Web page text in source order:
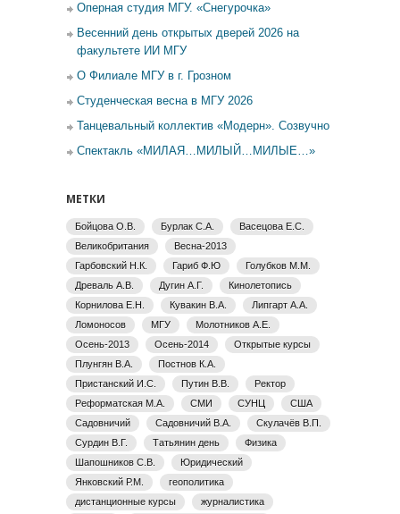
Оперная студия МГУ. «Снегурочка»
Весенний день открытых дверей 2026 на
факультете ИИ МГУ
О Филиале МГУ в г. Грозном
Студенческая весна в МГУ 2026
Танцевальный коллектив «Модерн». Созвучно
Спектакль «МИЛАЯ…МИЛЫЙ…МИЛЫЕ…»
МЕТКИ
Бойцова О.В. Бурлак С.А.
Васецова Е.С.
Великобритания
Весна-2013
Гарбовский Н.К.
Гариб Ф.Ю
Голубков М.М.
Древаль А.В.
Дугин А.Г.
Кинолетопись
Корнилова Е.Н.
Кувакин В.А.
Липгарт А.А.
Ломоносов
МГУ
Молотников А.Е.
Осень-2013
Осень-2014
Открытые курсы
Плунгян В.А.
Постнов К.А.
Пристанский И.С.
Путин В.В.
Ректор
Реформатская М.А.
СМИ СУНЦ
США
Садовничий
Садовничий В.А.
Скулачёв В.П.
Сурдин В.Г.
Татьянин день
Физика
Шапошников С.В.
Юридический
Янковский Р.М.
геополитика
дистанционные курсы
журналистика